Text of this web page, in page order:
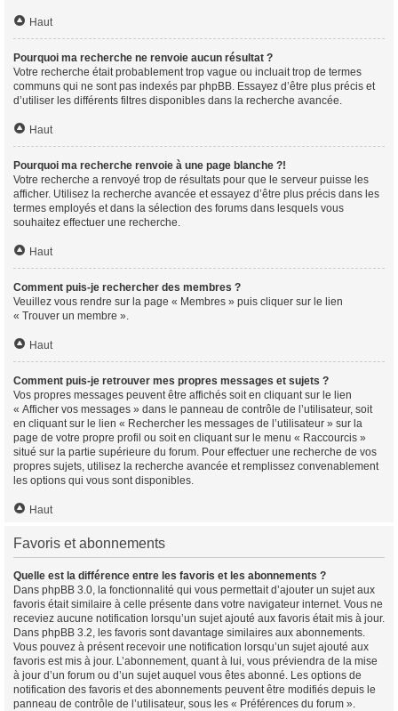
Haut
Pourquoi ma recherche ne renvoie aucun résultat ?
Votre recherche était probablement trop vague ou incluait trop de termes
communs qui ne sont pas indexés par phpBB. Essayez d’être plus précis et
d’utiliser les différents filtres disponibles dans la recherche avancée.
Haut
Pourquoi ma recherche renvoie à une page blanche ?!
Votre recherche a renvoyé trop de résultats pour que le serveur puisse les
afficher. Utilisez la recherche avancée et essayez d’être plus précis dans les
termes employés et dans la sélection des forums dans lesquels vous
souhaitez effectuer une recherche.
Haut
Comment puis-je rechercher des membres ?
Veuillez vous rendre sur la page « Membres » puis cliquer sur le lien
« Trouver un membre ».
Haut
Comment puis-je retrouver mes propres messages et sujets ?
Vos propres messages peuvent être affichés soit en cliquant sur le lien
« Afficher vos messages » dans le panneau de contrôle de l’utilisateur, soit
en cliquant sur le lien « Rechercher les messages de l’utilisateur » sur la
page de votre propre profil ou soit en cliquant sur le menu « Raccourcis »
situé sur la partie supérieure du forum. Pour effectuer une recherche de vos
propres sujets, utilisez la recherche avancée et remplissez convenablement
les options qui vous sont disponibles.
Haut
Favoris et abonnements
Quelle est la différence entre les favoris et les abonnements ?
Dans phpBB 3.0, la fonctionnalité qui vous permettait d’ajouter un sujet aux
favoris était similaire à celle présente dans votre navigateur internet. Vous ne
receviez aucune notification lorsqu’un sujet ajouté aux favoris était mis à jour.
Dans phpBB 3.2, les favoris sont davantage similaires aux abonnements.
Vous pouvez à présent recevoir une notification lorsqu’un sujet ajouté aux
favoris est mis à jour. L’abonnement, quant à lui, vous préviendra de la mise
à jour d’un forum ou d’un sujet auquel vous êtes abonné. Les options de
notification des favoris et des abonnements peuvent être modifiés depuis le
panneau de contrôle de l’utilisateur, sous les « Préférences du forum ».